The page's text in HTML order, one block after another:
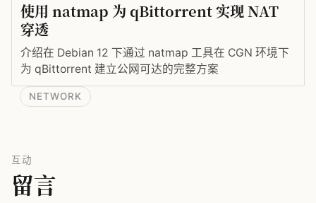
使用 natmap 为 qBittorrent 实现 NAT
穿透
介绍在 Debian 12 下通过 natmap 工具在 CGN 环境下
为 qBittorrent 建立公网可达的完整方案
NETWORK
互动
留言